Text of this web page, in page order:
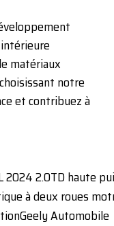
matériaux
notre
et contribuez à
2024 2.0TD haute
à deux roues
Automobile